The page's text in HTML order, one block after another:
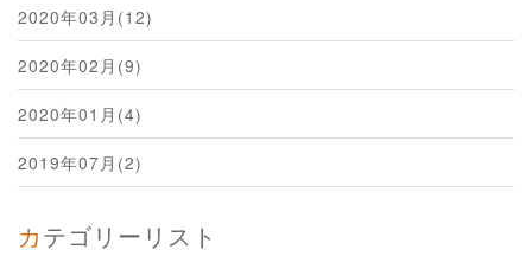
2020年03月(12)
2020年02月(9)
2020年01月(4)
2019年07月(2)
カテゴリーリスト